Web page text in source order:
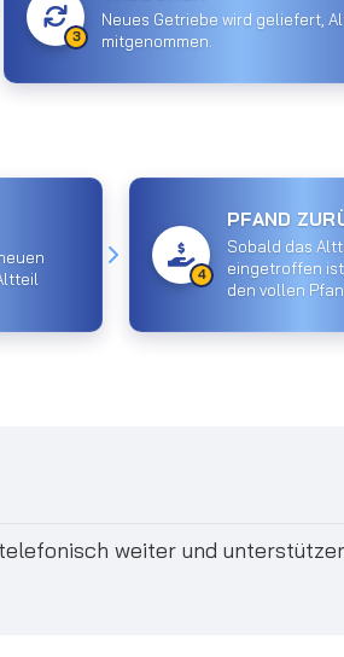
3
Neues Getriebe wird geliefert,
mitgenommen.
4
PFAND
Sobald das
eingetroffen
den vollen
weiter und